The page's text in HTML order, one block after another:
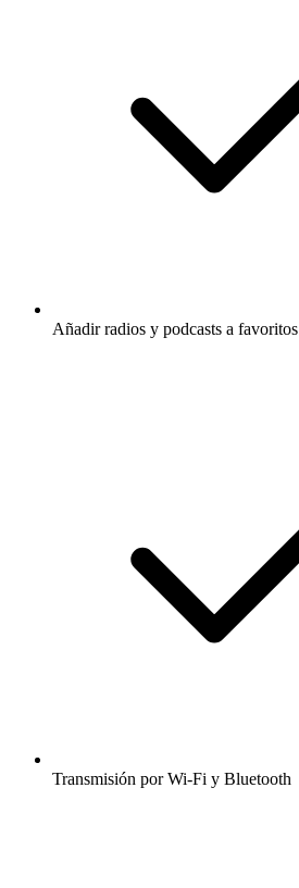
Añadir radios y podcasts a favoritos
Transmisión por Wi-Fi y Bluetooth